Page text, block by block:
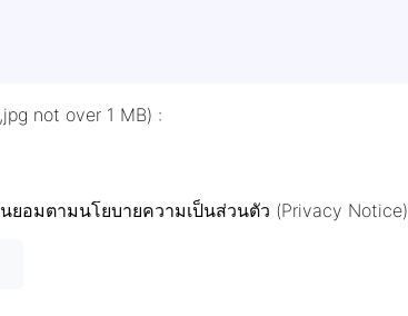
not over 1 MB) :
ยอมตามนโยบายความเป็นส่วนตัว (Privacy Notice)